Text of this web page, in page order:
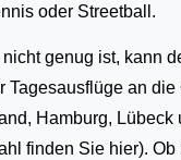
oder Streetball.
genug ist, kann
Tagesausflüge an
Hamburg, Lübeck
finden Sie hier).